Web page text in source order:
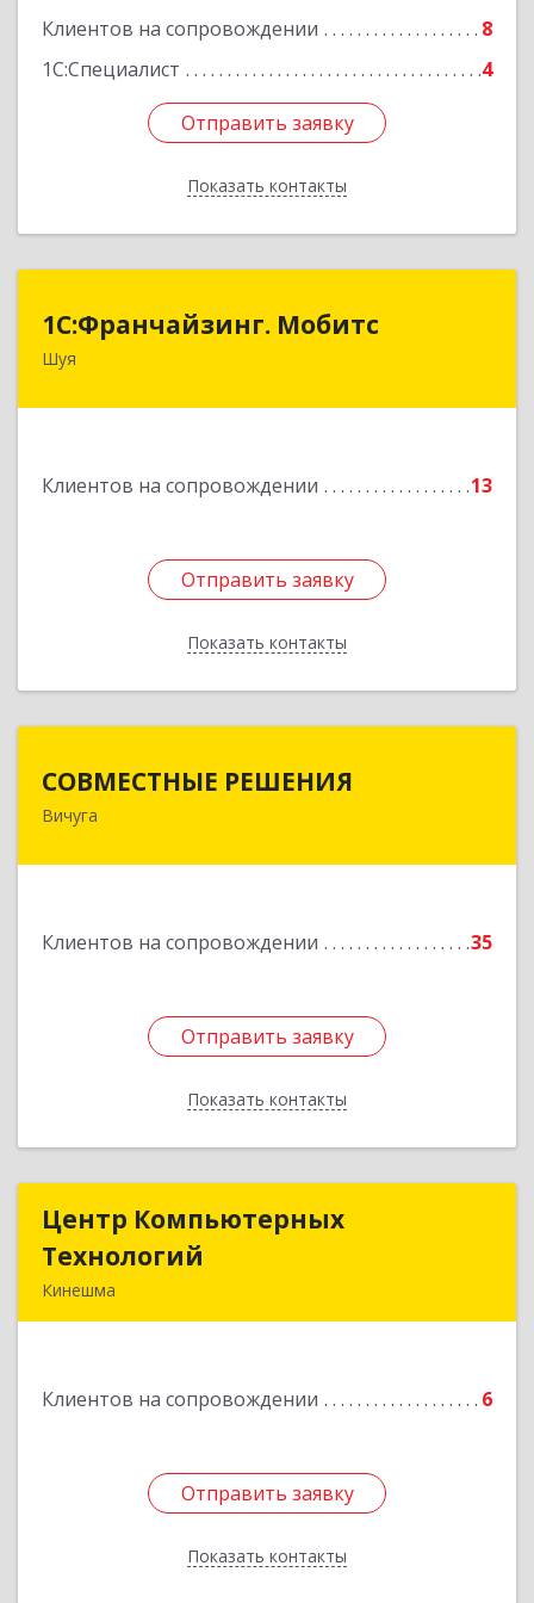
Клиентов на сопровождении
8
1С:Специалист
4
Отправить заявку
Показать контакты
Отправить заявку
Назад
1С:Франчайзинг. Мобитс
Шуя
Клиентов на сопровождении 13
Отправить заявку
Показать контакты
1С:Франчайзинг. Мобитс
Отправить заявку
Назад
СОВМЕСТНЫЕ РЕШЕНИЯ
Вичуга
Клиентов на сопровождении 35
Отправить заявку
Показать контакты
155331, Ивановская обл, Вичугский р-н, Вичуга
Отправить заявку
Назад
Центр Компьютерных
Технологий
Кинешма
Клиентов на сопровождении 6
Отправить заявку
Показать контакты
Центр Компьютерных
Подробнее
Отправить заявку
Назад